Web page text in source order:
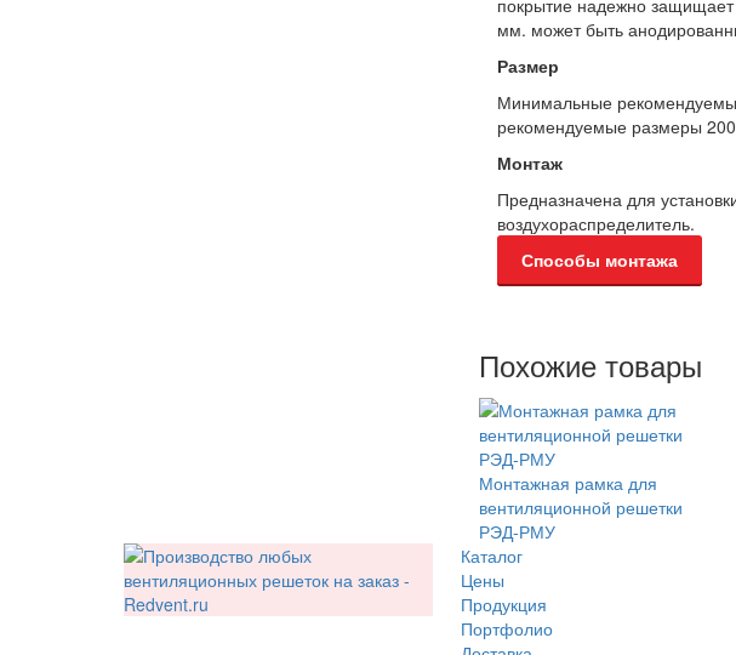
покрытие надежно
мм. может быть
Размер
Минимальные
рекомендуемые размеры
Монтаж
Предназначена для
воздухораспределитель.
Способы монтажа
Похожие товары
Монтажная рамка для
вентиляционной решетки
РЭД-РМУ
Каталог
Цены
Продукция
Портфолио